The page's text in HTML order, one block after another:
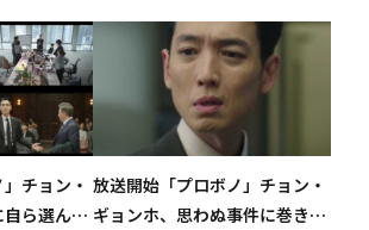
チョン・
ら選んだ
放送開始「プロボノ」チョン・
ギョンホ、思わぬ事件に巻き込